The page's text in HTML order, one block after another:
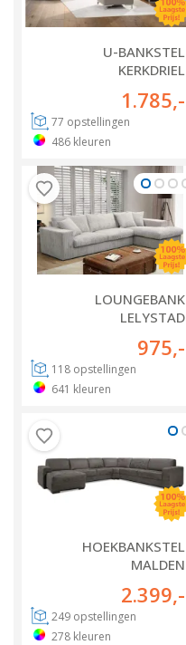
U-BANKSTEL
KERKDRIEL
1.785,-
77 opstellingen
486 kleuren
LOUNGEBANK
LELYSTAD
975,-
118 opstellingen
641 kleuren
HOEKBANKSTEL
MALDEN
2.399,-
249 opstellingen
278 kleuren